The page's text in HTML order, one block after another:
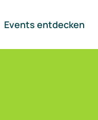
Events entdecken